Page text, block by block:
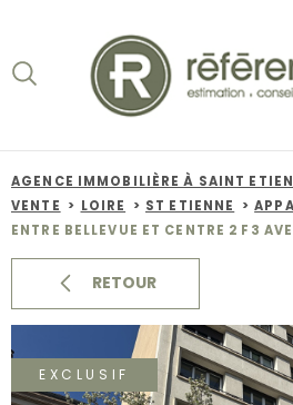
la
recherche
menu
principal
contenu
AGENCE IMMOBILIÈRE À SAINT
VENTE
LOIRE ST ETIENNE
ENTRE BELLEVUE ET CENTRE 2 F3
RETOUR
EXCLUSIF